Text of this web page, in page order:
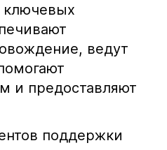
ключевых
ведут
и предоставляют
поддержки